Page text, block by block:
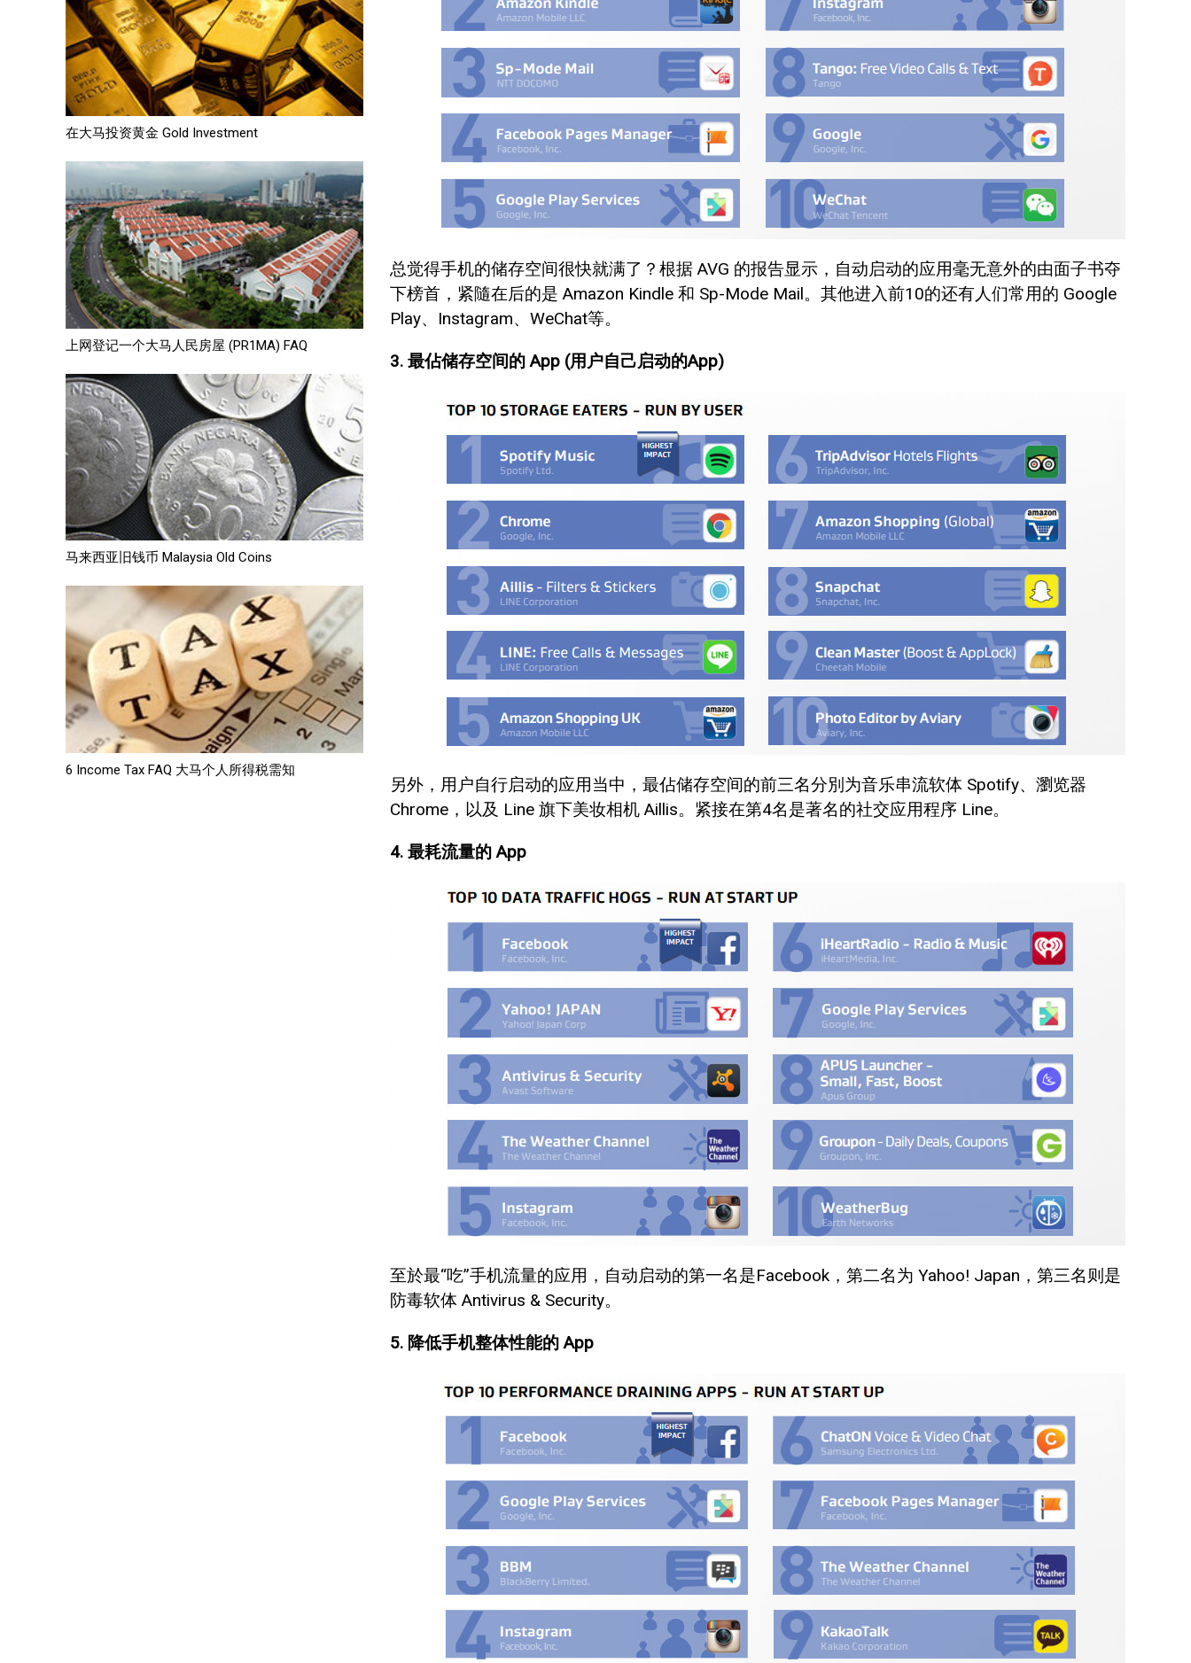
在大马投资黄金 Gold Investment
上网登记一个大马人民房屋 (PR1MA) FAQ
马来西亚旧钱币 Malaysia Old Coins
6 Income Tax FAQ 大马个人所得税需知
总觉得手机的储存空间很快就满了？根据 AVG 的报告显示，自动启动的应用毫无意外的由面子书夺
下榜首，紧隨在后的是 Amazon Kindle 和 Sp-Mode Mail。其他进入前10的还有人们常用的 Google
Play、Instagram、WeChat等。
3. 最佔储存空间的 App (用户自己启动的App)
另外，用户自行启动的应用当中，最佔储存空间的前三名分別为音乐串流软体 Spotify、瀏览器
Chrome，以及 Line 旗下美妆相机 Aillis。紧接在第4名是著名的社交应用程序 Line。
4. 最耗流量的 App
至於最“吃”手机流量的应用，自动启动的第一名是Facebook，第二名为 Yahoo! Japan，第三名则是
防毒软体 Antivirus & Security。
5. 降低手机整体性能的 App